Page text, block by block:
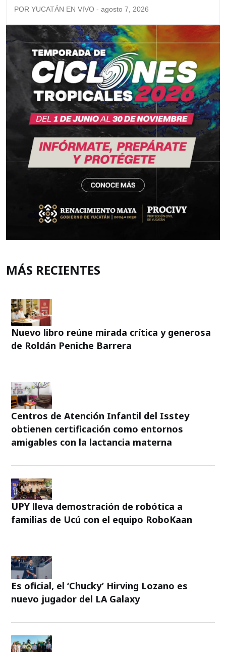
POR YUCATÁN EN VIVO - agosto 7, 2026
MÁS RECIENTES
Nuevo libro reúne mirada crítica y generosa
de Roldán Peniche Barrera
Centros de Atención Infantil del Isstey
obtienen certificación como entornos
amigables con la lactancia materna
UPY lleva demostración de robótica a
familias de Ucú con el equipo RoboKaan
Es oficial, el ‘Chucky’ Hirving Lozano es
nuevo jugador del LA Galaxy